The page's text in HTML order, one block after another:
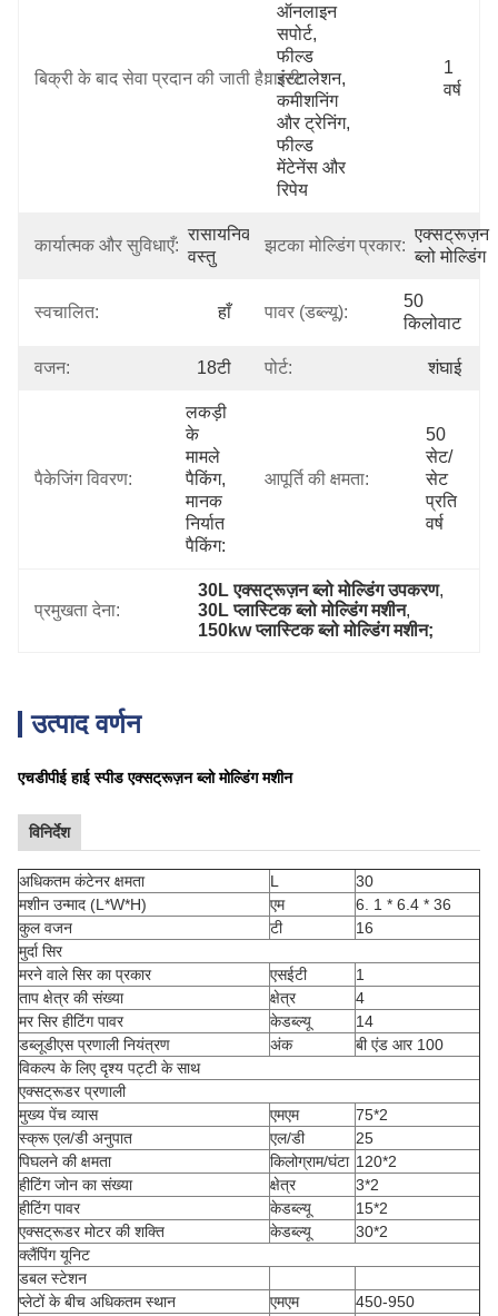
बिक्री के बाद सेवा प्रदान की जाती है:
ऑनलाइन
सपोर्ट,
फील्ड
इंस्टालेशन,
कमीशनिंग
और ट्रेनिंग,
फील्ड
मेंटेनेंस और
रिपेय
वारंटी:
1
वर्ष
कार्यात्मक और सुविधाएँ:
रासायनिक,
वस्तु
झटका मोल्डिंग प्रकार:
एक्सट्रूज़न
ब्लो मोल्डिंग
स्वचालित: हाँ पावर (डब्ल्यू):
50
किलोवाट
वजन: 18टी पोर्ट: शंघाई
पैकेजिंग विवरण:
लकड़ी
के
मामले
पैकिंग,
मानक
निर्यात
पैकिंग:
आपूर्ति की क्षमता:
50
सेट/
सेट
प्रति
वर्ष
प्रमुखता देना:
30L एक्सट्रूज़न ब्लो मोल्डिंग उपकरण,
30L प्लास्टिक ब्लो मोल्डिंग मशीन,
150kw प्लास्टिक ब्लो मोल्डिंग मशीन;
उत्पाद वर्णन
एचडीपीई हाई स्पीड एक्सट्रूज़न ब्लो मोल्डिंग मशीन
विनिर्देश
अधिकतम कंटेनर क्षमता L
30
मशीन उन्माद (L*W*H)
एम
6. 1 * 6.4 * 36
कुल वजन
टी
16
मुर्दा सिर
मरने वाले सिर का प्रकार
एसईटी
1
ताप क्षेत्र की संख्या
क्षेत्र
4
मर सिर हीटिंग पावर
केडब्ल्यू
14
डब्लूडीएस प्रणाली नियंत्रण
अंक
बी एंड आर 100
विकल्प के लिए दृश्य पट्टी के साथ
एक्सट्रूडर प्रणाली
मुख्य पेंच व्यास
एमएम
75*2
स्क्रू एल/डी अनुपात
एल/डी
25
पिघलने की क्षमता
किलोग्राम/घंटा 120*2
हीटिंग जोन का संख्या
क्षेत्र
3*2
हीटिंग पावर
केडब्ल्यू
15*2
एक्सट्रूडर मोटर की शक्ति
केडब्ल्यू
30*2
क्लैंपिंग यूनिट
डबल स्टेशन
प्लेटों के बीच अधिकतम स्थान
एमएम 450-950